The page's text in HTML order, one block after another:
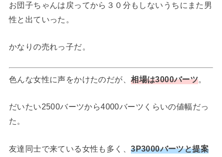
お団子ちゃんは戻ってから３０分もしないうちにまた男
性と出ていった。
かなりの売れっ子だ。
色んな女性に声をかけたのだが、相場は3000バーツ。
だいたい2500バーツから4000バーツくらいの値幅だっ
た。
友達同士で来ている女性も多く、3P3000バーツと提案